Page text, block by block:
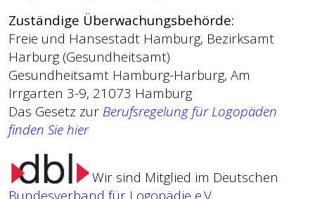
Zuständige Überwachungsbehörde:
Freie und Hansestadt Hamburg, Bezirksamt
Harburg (Gesundheitsamt)
Gesundheitsamt Hamburg-Harburg, Am
Irrgarten 3-9, 21073 Hamburg
Das Gesetz zur Berufsregelung für Logopäden
finden Sie hier
Wir sind Mitglied im Deutschen
Bundesverband für Logopädie e.V.